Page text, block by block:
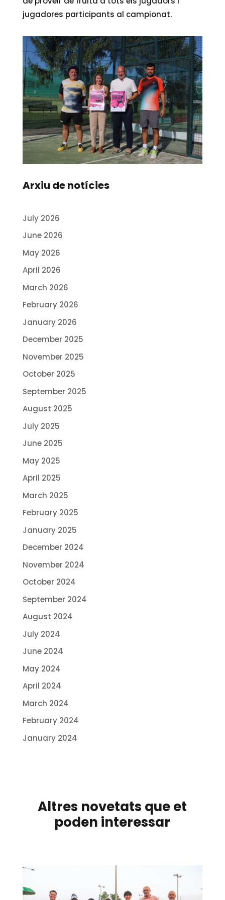
jugadores participants al campionat.
Arxiu de notícies
July 2026
June 2026
May 2026
April 2026
March 2026
February 2026
January 2026
December 2025
November 2025
October 2025
September 2025
August 2025
July 2025
June 2025
May 2025
April 2025
March 2025
February 2025
January 2025
December 2024
November 2024
October 2024
September 2024
August 2024
July 2024
June 2024
May 2024
April 2024
March 2024
February 2024
January 2024
Altres novetats que et
poden interessar